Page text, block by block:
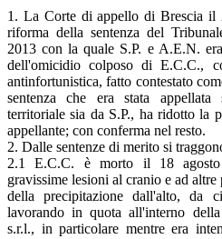
1. La Corte di appello di Brescia il
riforma della sentenza del
2013 con la quale S.P. e A.E.N.
dell'omicidio colposo di E.C.C.,
antinfortunistica, fatto contestato
sentenza che era stata appellata
territoriale sia da S.P., ha ridotto la
appellante; con conferma nel resto.
2. Dalle sentenze di merito si
2.1 E.C.C. è morto il 18 agosto
gravissime lesioni al cranio e ad
della precipitazione dall'alto, da
lavorando in quota all'interno
s.r.l., in particolare mentre era